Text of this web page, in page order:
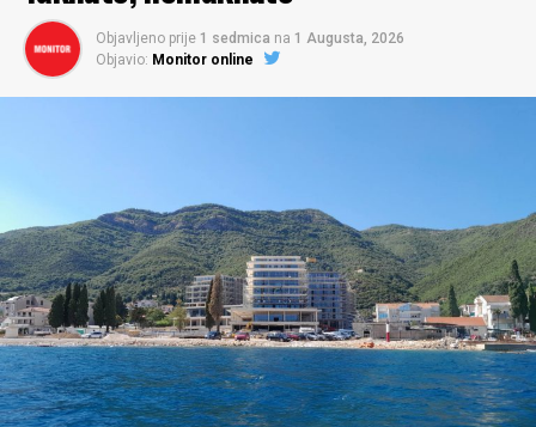
Objavljeno prije 1 sedmica na 1 Augusta, 2026
Objavio: Monitor online